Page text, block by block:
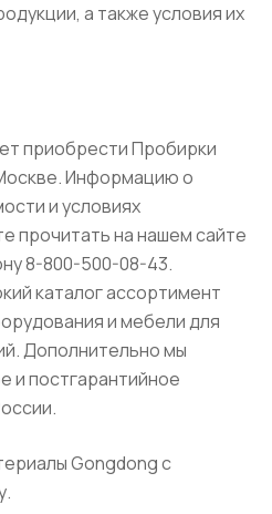
а также условия их
приобрести Пробирки
Информацию о
и условиях
прочитать на нашем сайте
8-800-500-08-43.
каталог ассортимент
и мебели для
Дополнительно мы
и постгарантийное
Gongdong с